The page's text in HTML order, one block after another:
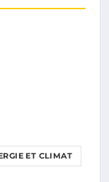
ET CLIMAT